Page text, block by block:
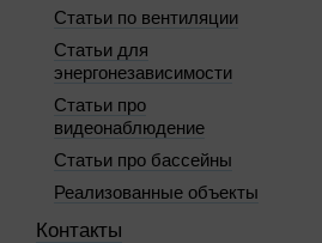
Статьи по вентиляции
Статьи для
энергонезависимости
Статьи про
видеонаблюдение
Статьи про бассейны
Реализованные объекты
Контакты